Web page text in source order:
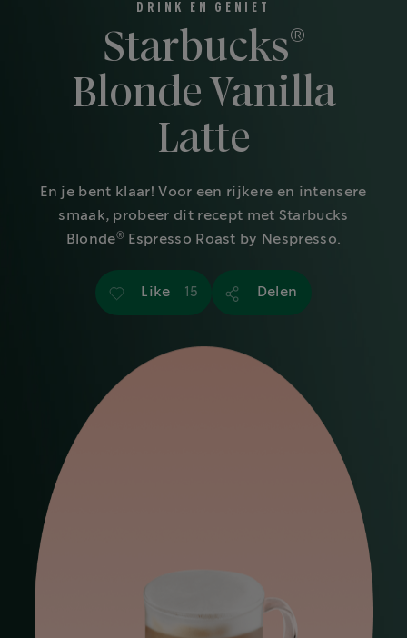
DRINK EN GENIET
Starbucks®
Blonde Vanilla
Latte
En je bent klaar! Voor een rijkere en intensere
smaak, probeer dit recept met Starbucks
Blonde® Espresso Roast by Nespresso.
Like 15 Delen